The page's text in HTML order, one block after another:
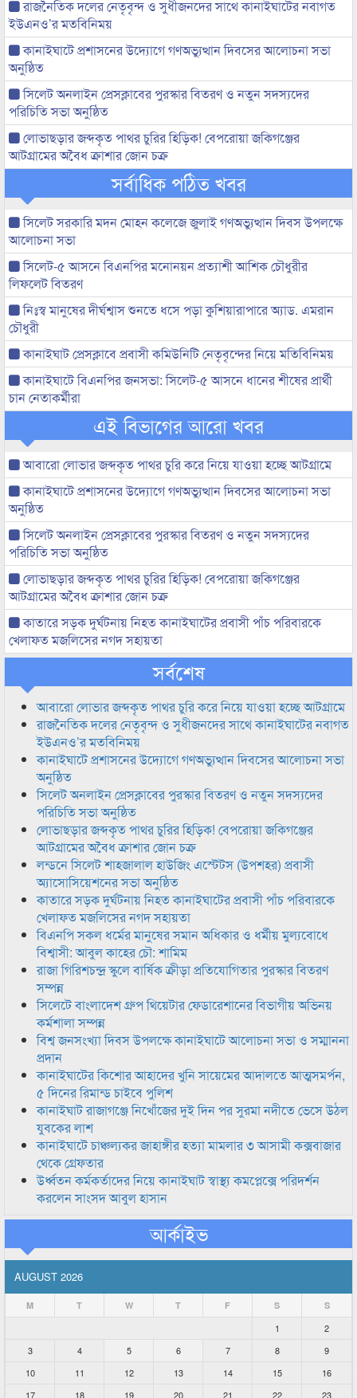
রাজনৈতিক দলের নেতৃবৃন্দ ও সুধীজনদের সাথে কানাইঘাটের নবাগত
ইউএনও’র মতবিনিময়
কানাইঘাটে প্রশাসনের উদ্যোগে গণঅভ্যুত্থান দিবসের আলোচনা সভা
অনুষ্ঠিত
সিলেট অনলাইন প্রেসক্লাবের পুরস্কার বিতরণ ও নতুন সদস্যদের
পরিচিতি সভা অনুষ্ঠিত
লোভাছড়ার জব্দকৃত পাথর চুরির হিড়িক! বেপরোয়া জকিগঞ্জের
আটগ্রামের অবৈধ ক্রাশার জোন চক্র
সর্বাধিক পঠিত খবর
সিলেট সরকারি মদন মোহন কলেজে জুলাই গণঅভ্যুত্থান দিবস উপলক্ষে
আলোচনা সভা
সিলেট-৫ আসনে বিএনপির মনোনয়ন প্রত্যাশী আশিক চৌধুরীর
লিফলেট বিতরণ
নিঃস্ব মানুষের দীর্ঘশ্বাস শুনতে ধসে পড়া কুশিয়ারাপারে অ্যাড. এমরান
চৌধুরী
কানাইঘাট প্রেসক্লাবে প্রবাসী কমিউনিটি নেতৃবৃন্দের নিয়ে মতিবিনিময়
কানাইঘাটে বিএনপির জনসভা: সিলেট-৫ আসনে ধানের শীষের প্রার্থী
চান নেতাকর্মীরা
এই বিভাগের আরো খবর
আবারো লোভার জব্দকৃত পাথর চুরি করে নিয়ে যাওয়া হচ্ছে আটগ্রামে
কানাইঘাটে প্রশাসনের উদ্যোগে গণঅভ্যুত্থান দিবসের আলোচনা সভা
অনুষ্ঠিত
সিলেট অনলাইন প্রেসক্লাবের পুরস্কার বিতরণ ও নতুন সদস্যদের
পরিচিতি সভা অনুষ্ঠিত
লোভাছড়ার জব্দকৃত পাথর চুরির হিড়িক! বেপরোয়া জকিগঞ্জের
আটগ্রামের অবৈধ ক্রাশার জোন চক্র
কাতারে সড়ক দুর্ঘটনায় নিহত কানাইঘাটের প্রবাসী পাঁচ পরিবারকে
খেলাফত মজলিসের নগদ সহায়তা
সর্বশেষ
আবারো লোভার জব্দকৃত পাথর চুরি করে নিয়ে যাওয়া হচ্ছে আটগ্রামে
রাজনৈতিক দলের নেতৃবৃন্দ ও সুধীজনদের সাথে কানাইঘাটের নবাগত
ইউএনও’র মতবিনিময়
কানাইঘাটে প্রশাসনের উদ্যোগে গণঅভ্যুত্থান দিবসের আলোচনা সভা
অনুষ্ঠিত
সিলেট অনলাইন প্রেসক্লাবের পুরস্কার বিতরণ ও নতুন সদস্যদের
পরিচিতি সভা অনুষ্ঠিত
লোভাছড়ার জব্দকৃত পাথর চুরির হিড়িক! বেপরোয়া জকিগঞ্জের
আটগ্রামের অবৈধ ক্রাশার জোন চক্র
লন্ডনে সিলেট শাহজালাল হাউজিং এস্টেটস (উপশহর) প্রবাসী
অ্যাসোসিয়েশনের সভা অনুষ্ঠিত
কাতারে সড়ক দুর্ঘটনায় নিহত কানাইঘাটের প্রবাসী পাঁচ পরিবারকে
খেলাফত মজলিসের নগদ সহায়তা
বিএনপি সকল ধর্মের মানুষের সমান অধিকার ও ধর্মীয় মুল্যবোধে
বিশ্বাসী: আবুল কাহের চৌ: শামিম
রাজা গিরিশচন্দ্র স্কুলে বার্ষিক ক্রীড়া প্রতিযোগিতার পুরস্কার বিতরণ
সম্পন্ন
সিলেটে বাংলাদেশ গ্রুপ থিয়েটার ফেডারেশানের বিভাগীয় অভিনয়
কর্মশালা সম্পন্ন
বিশ্ব জনসংখ্যা দিবস উপলক্ষে কানাইঘাটে আলোচনা সভা ও সম্মাননা
প্রদান
কানাইঘাটের কিশোর আহাদের খুনি সায়েমের আদালতে আত্মসমর্পন,
৫ দিনের রিমান্ড চাইবে পুলিশ
কানাইঘাট রাজাগঞ্জে নিখোঁজের দুই দিন পর সুরমা নদীতে ভেসে উঠল
যুবকের লাশ
কানাইঘাটে চাঞ্চল্যকর জাহাঙ্গীর হত্যা মামলার ৩ আসামী কক্সবাজার
থেকে গ্রেফতার
উর্ধ্বতন কর্মকর্তাদের নিয়ে কানাইঘাট স্বাস্থ্য কমপ্লেক্সে পরিদর্শন
করলেন সাংসদ আবুল হাসান
আর্কাইভ
AUGUST 2026
M T W T F S S
1
2
3
4 5 6 7 8
9
10
11 12 13 14 15
16
17
18 19 20 21 22 23